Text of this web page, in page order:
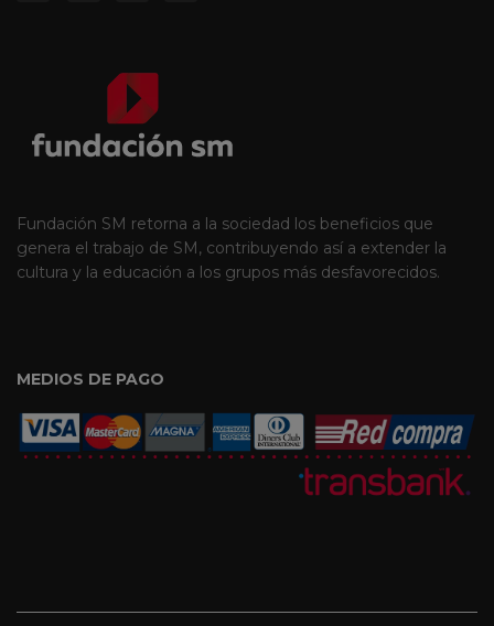
Fundación SM retorna a la sociedad los beneficios que
genera el trabajo de SM, contribuyendo así a extender la
cultura y la educación a los grupos más desfavorecidos.
MEDIOS DE PAGO